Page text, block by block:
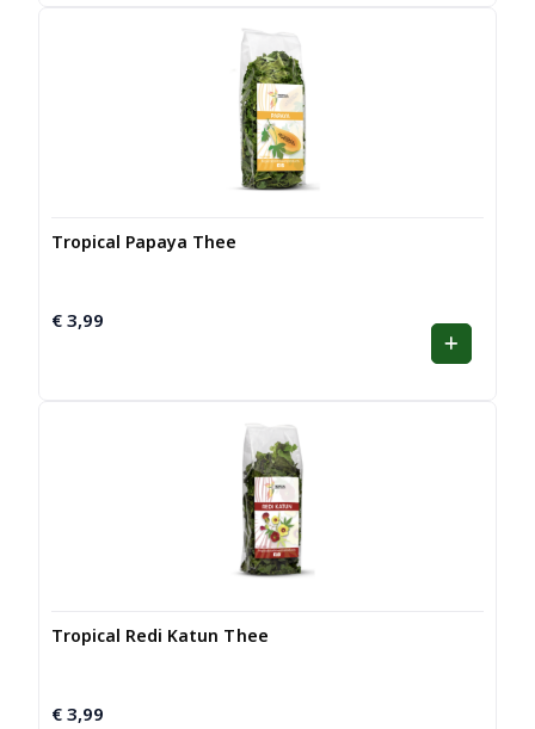
Tropical Papaya Thee
€ 3,99
Tropical Redi Katun Thee
€ 3,99